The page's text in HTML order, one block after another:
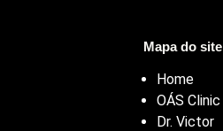
Mapa do site
Home
OÁS Clinic
Dr. Victor